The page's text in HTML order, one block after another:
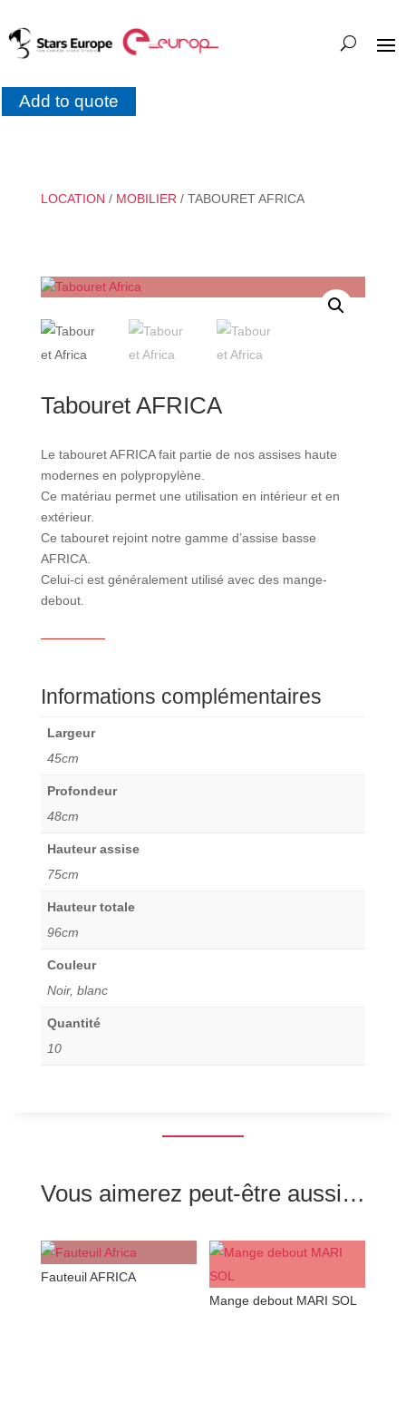
Add to quote
LOCATION / MOBILIER / TABOURET AFRICA
Tabouret AFRICA
Le tabouret AFRICA fait partie de nos assises haute
modernes en polypropylène.
Ce matériau permet une utilisation en intérieur et en
extérieur.
Ce tabouret rejoint notre gamme d’assise basse
AFRICA.
Celui-ci est généralement utilisé avec des mange-
debout.
Informations complémentaires
Largeur
45cm
Profondeur
48cm
Hauteur assise
75cm
Hauteur totale
96cm
Couleur
Noir, blanc
Quantité
10
Vous aimerez peut-être aussi…
Fauteuil AFRICA
Mange debout MARI SOL